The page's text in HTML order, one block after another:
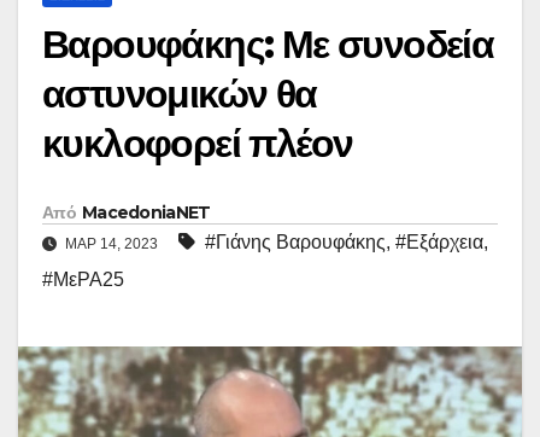
Βαρουφάκης: Με συνοδεία
αστυνομικών θα
κυκλοφορεί πλέον
Από MacedoniaNET
ΜΑΡ 14, 2023 #Γιάνης Βαρουφάκης, #Εξάρχεια,
#ΜεΡΑ25